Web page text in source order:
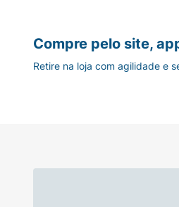
Compre pelo site,
Retire na loja com agilidade e